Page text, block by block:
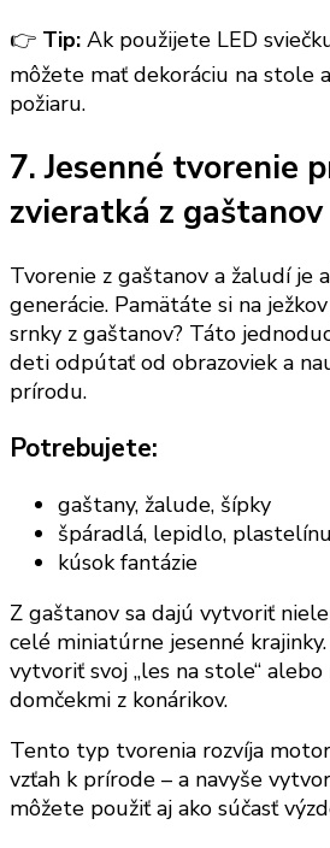
👉 Tip: Ak použijete LED
môžete mať dekoráciu na stole
požiaru.
7. Jesenné tvorenie
zvieratká z gaštanov
Tvorenie z gaštanov a žaludí je
generácie. Pamätáte si na
srnky z gaštanov? Táto
deti odpútať od obrazoviek a
prírodu.
Potrebujete:
gaštany, žalude, šípky
špáradlá, lepidlo, plastelínu
kúsok fantázie
Z gaštanov sa dajú vytvoriť
celé miniatúrne jesenné
vytvoriť svoj „les na stole“
domčekmi z konárikov.
Tento typ tvorenia rozvíja
vzťah k prírode – a navyše
môžete použiť aj ako súčasť